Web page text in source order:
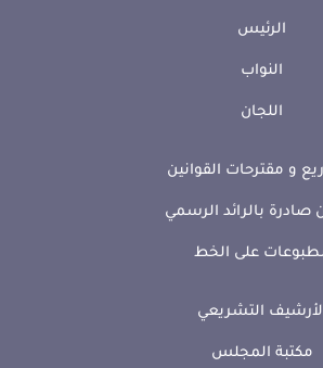
الرئيس
النواب
اللجان
و مقترحات القوانين
صادرة بالرائد الرسمي
على الخط
التشريعي
مكتبة المجلس